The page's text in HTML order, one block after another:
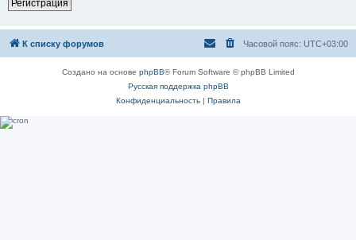
Регистрация
К списку форумов Часовой пояс: UTC+03:00
Создано на основе phpBB® Forum Software © phpBB Limited
Русская поддержка phpBB
Конфиденциальность| Правила